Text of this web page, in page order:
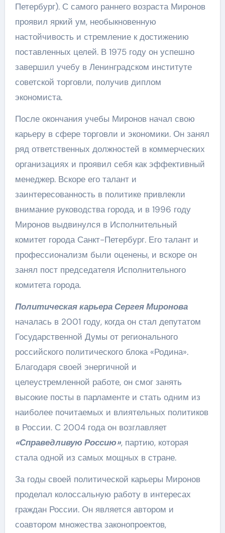
Петербург). С самого раннего возраста Миронов
проявил яркий ум, необыкновенную
настойчивость и стремление к достижению
поставленных целей. В 1975 году он успешно
завершил учебу в Ленинградском институте
советской торговли, получив диплом
экономиста.
После окончания учебы Миронов начал свою
карьеру в сфере торговли и экономики. Он занял
ряд ответственных должностей в коммерческих
организациях и проявил себя как эффективный
менеджер. Вскоре его талант и
заинтересованность в политике привлекли
внимание руководства города, и в 1996 году
Миронов выдвинулся в Исполнительный
комитет города Санкт-Петербург. Его талант и
профессионализм были оценены, и вскоре он
занял пост председателя Исполнительного
комитета города.
Политическая карьера Сергея Миронова
началась в 2001 году, когда он стал депутатом
Государственной Думы от регионального
российского политического блока «Родина».
Благодаря своей энергичной и
целеустремленной работе, он смог занять
высокие посты в парламенте и стать одним из
наиболее почитаемых и влиятельных политиков
в России. С 2004 года он возглавляет
«Справедливую Россию», партию, которая
стала одной из самых мощных в стране.
За годы своей политической карьеры Миронов
проделал колоссальную работу в интересах
граждан России. Он является автором и
соавтором множества законопроектов,